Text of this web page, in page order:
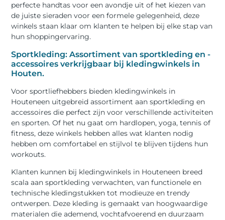
perfecte handtas voor een avondje uit of het kiezen van
de juiste sieraden voor een formele gelegenheid, deze
winkels staan klaar om klanten te helpen bij elke stap van
hun shoppingervaring.
Sportkleding: Assortiment van sportkleding en -
accessoires verkrijgbaar bij kledingwinkels in
Houten.
Voor sportliefhebbers bieden kledingwinkels in
Houteneen uitgebreid assortiment aan sportkleding en
accessoires die perfect zijn voor verschillende activiteiten
en sporten. Of het nu gaat om hardlopen, yoga, tennis of
fitness, deze winkels hebben alles wat klanten nodig
hebben om comfortabel en stijlvol te blijven tijdens hun
workouts.
Klanten kunnen bij kledingwinkels in Houteneen breed
scala aan sportkleding verwachten, van functionele en
technische kledingstukken tot modieuze en trendy
ontwerpen. Deze kleding is gemaakt van hoogwaardige
materialen die ademend, vochtafvoerend en duurzaam